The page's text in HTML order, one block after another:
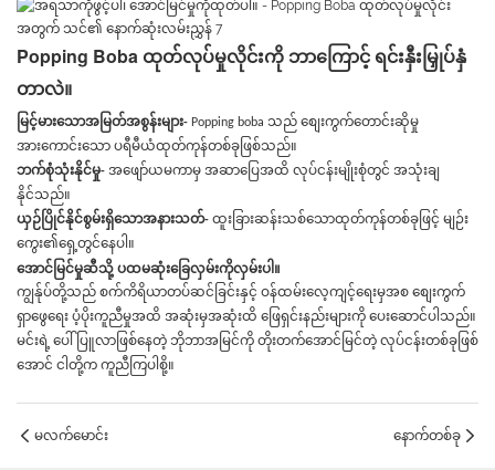
Popping Boba ထုတ်လုပ်မှုလိုင်းကို ဘာကြောင့် ရင်းနှီးမြှုပ်နှံ
တာလဲ။
မြင့်မားသောအမြတ်အစွန်းများ- Popping boba သည် စျေးကွက်တောင်းဆိုမှု
အားကောင်းသော ပရီမီယံထုတ်ကုန်တစ်ခုဖြစ်သည်။
ဘက်စုံသုံးနိုင်မှု- အဖျော်ယမကာမှ အဆာပြေအထိ လုပ်ငန်းမျိုးစုံတွင် အသုံးချ
နိုင်သည်။
ယှဉ်ပြိုင်နိုင်စွမ်းရှိသောအနားသတ်- ထူးခြားဆန်းသစ်သောထုတ်ကုန်တစ်ခုဖြင့် မျဉ်း
ကွေး၏ရှေ့တွင်နေပါ။
အောင်မြင်မှုဆီသို့ ပထမဆုံးခြေလှမ်းကိုလှမ်းပါ။
ကျွန်ုပ်တို့သည် စက်ကိရိယာတပ်ဆင်ခြင်းနှင့် ဝန်ထမ်းလေ့ကျင့်ရေးမှအစ စျေးကွက်
ရှာဖွေရေး ပံ့ပိုးကူညီမှုအထိ အဆုံးမှအဆုံးထိ ဖြေရှင်းနည်းများကို ပေးဆောင်ပါသည်။
မင်းရဲ့ ပေါ်ပြူလာဖြစ်နေတဲ့ ဘိုဘာအမြင်ကို တိုးတက်အောင်မြင်တဲ့ လုပ်ငန်းတစ်ခုဖြစ်
အောင် ငါတို့က ကူညီကြပါစို့။
မလက်မောင်း နောက်တစ်ခု